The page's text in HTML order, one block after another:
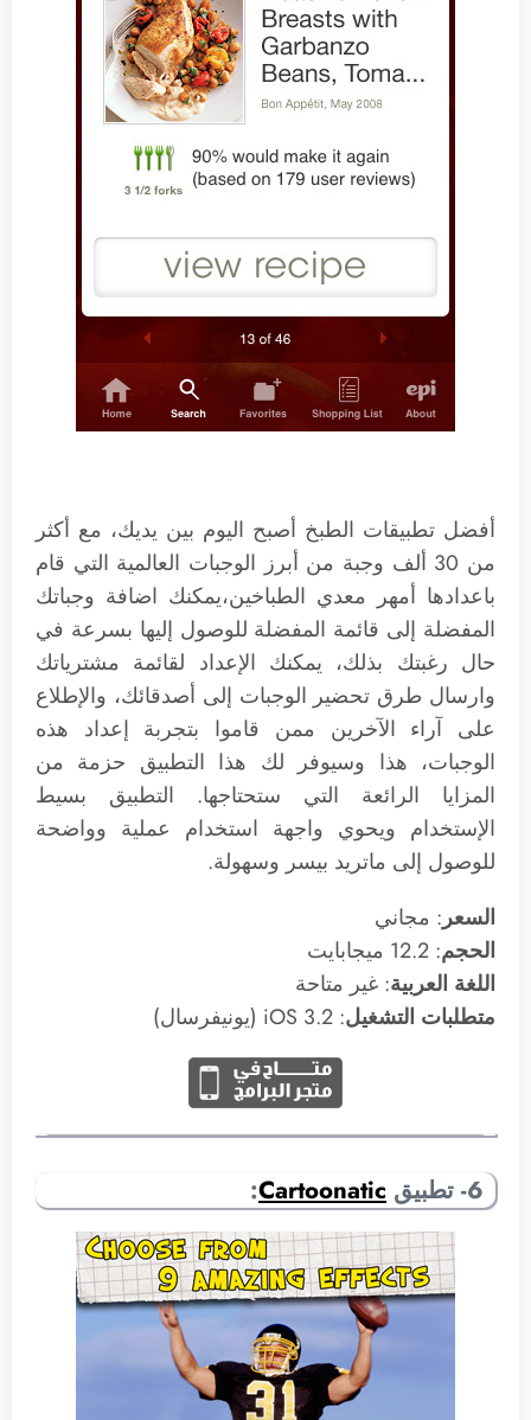
أفضل تطبيقات الطبخ أصبح اليوم بين يديك، مع أكثر
من 30 ألف وجبة من أبرز الوجبات العالمية التي قام
باعدادها أمهر معدي الطباخين،يمكنك اضافة وجباتك
المفضلة إلى قائمة المفضلة للوصول إليها بسرعة في
حال رغبتك بذلك، يمكنك الإعداد لقائمة مشترياتك
وارسال طرق تحضير الوجبات إلى أصدقائك، والإطلاع
على آراء الآخرين ممن قاموا بتجربة إعداد هذه
الوجبات، هذا وسيوفر لك هذا التطبيق حزمة من
المزايا الرائعة التي ستحتاجها. التطبيق بسيط
الإستخدام ويحوي واجهة استخدام عملية وواضحة
للوصول إلى ماتريد بيسر وسهولة.
السعر: مجاني
الحجم: 12.2 ميجابايت
اللغة العربية: غير متاحة
متطلبات التشغيل: 3.2 iOS (يونيفرسال)
6- تطبيق Cartoonatic
: